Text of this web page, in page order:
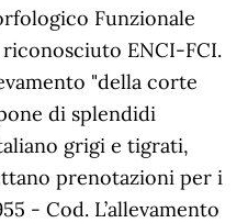
Funzionale
ENCI-FCI.
"della corte
di splendidi
grigi e tigrati,
prenotazioni per i
- Cod. L’allevamento